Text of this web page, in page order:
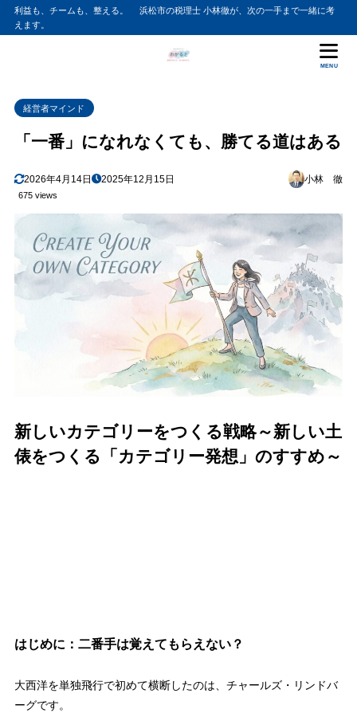
利益も、チームも、整える。 浜松市の税理士 小林徹が、次の一手まで一緒に考
えます。
MENU
経営者マインド
「一番」になれなくても、勝てる道はある
2026年4月14日 2025年12月15日 小林 徹
675 views
新しいカテゴリーをつくる戦略～新しい土
俵をつくる「カテゴリー発想」のすすめ～
はじめに：二番手は覚えてもらえない？
大西洋を単独飛行で初めて横断したのは、チャールズ・リンドバ
ーグです。